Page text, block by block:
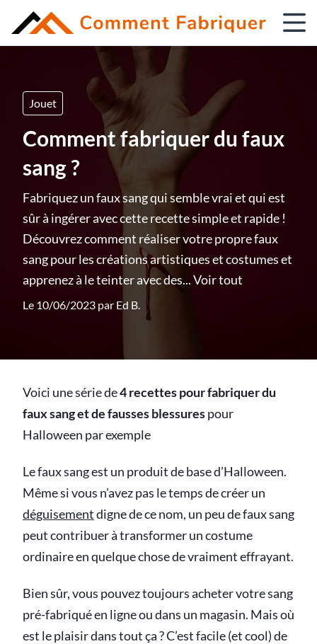
Jouet
Comment fabriquer du faux
sang ?
Fabriquez un faux sang qui semble vrai et qui est
sûr à ingérer avec cette recette simple et rapide !
Découvrez comment réaliser votre propre faux
sang pour les créations artistiques et costumes et
apprenez à le teinter avec des...Voir tout
Le 10/06/2023 par Ed B.
Voici une série de4 recettes pour fabriquer du
faux sang et de fausses blessurespour
Halloween par exemple
Le faux sang est un produit de base d’Halloween.
Même si vous n’avez pas le temps de créer un
déguisementdigne de ce nom, un peu de faux sang
peut contribuer à transformer un costume
ordinaire en quelque chose de vraiment effrayant.
Bien sûr, vous pouvez toujours acheter votre sang
pré-fabriqué en ligne ou dans un magasin. Mais où
est le plaisir dans tout ça ? C’est facile (et cool) de